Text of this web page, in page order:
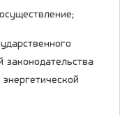
законодательства